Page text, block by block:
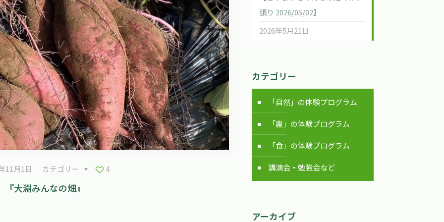
11月1日 カテゴリー 4
『大淵みんなの畑』
張り 2026/05/02】
2026年5月21日
カテゴリー
「自然」の体験プログラム
「農」の体験プログラム
「食」の体験プログラム
講演会・勉強会など
アーカイブ